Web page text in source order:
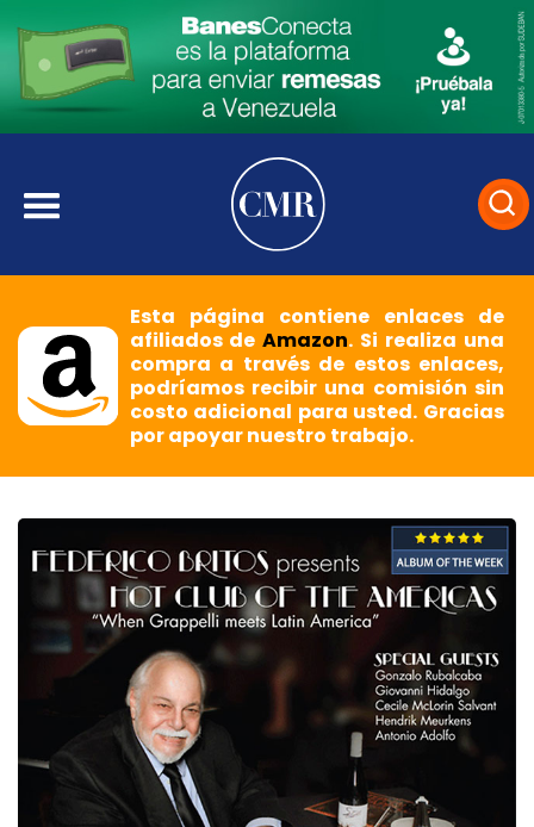
Esta página contiene enlaces de
afiliados deAmazon. Si realiza una
compra a través de estos enlaces,
podríamos recibir una comisión sin
costo adicional para usted. Gracias
por apoyar nuestro trabajo.